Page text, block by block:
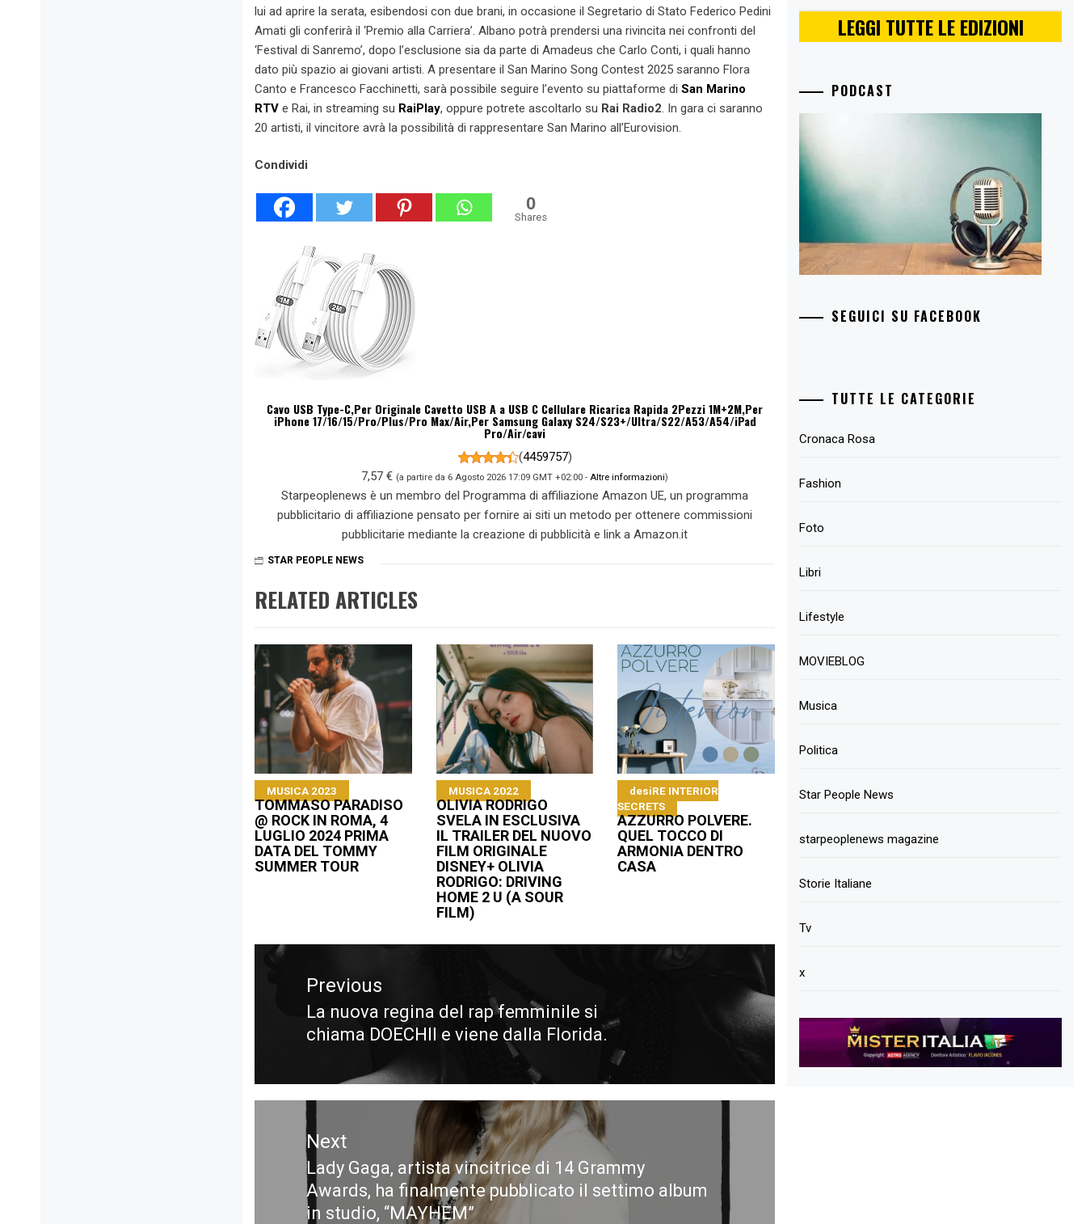
lui ad aprire la serata, esibendosi con due brani, in occasione il Segretario di Stato Federico Pedini
Amati gli conferirà il ‘Premio alla Carriera’. Albano potrà prendersi una rivincita nei confronti del
‘Festival di Sanremo’, dopo l’esclusione sia da parte di Amadeus che Carlo Conti, i quali hanno
dato più spazio ai giovani artisti. A presentare il San Marino Song Contest 2025 saranno Flora
Canto e Francesco Facchinetti, sarà possibile seguire l’evento su piattaforme di San Marino
RTV e Rai, in streaming su RaiPlay, oppure potrete ascoltarlo su Rai Radio2. In gara ci saranno
20 artisti, il vincitore avrà la possibilità di rappresentare San Marino all’Eurovision.
Condividi
0
Shares
Cavo USB Type-C,Per Originale Cavetto USB A a USB C Cellulare Ricarica Rapida 2Pezzi 1M+2M,Per
iPhone 17/16/15/Pro/Plus/Pro Max/Air,Per Samsung Galaxy S24/S23+/Ultra/S22/A53/A54/iPad
Pro/Air/cavi
(4459757)
7,57 € (a partire da 6 Agosto 2026 17:09 GMT +02:00 -Altre informazioni)
Starpeoplenews è un membro del Programma di affiliazione Amazon UE, un programma
pubblicitario di affiliazione pensato per fornire ai siti un metodo per ottenere commissioni
pubblicitarie mediante la creazione di pubblicità e link a Amazon.it
STAR PEOPLE NEWS
RELATED ARTICLES
MUSICA 2023
TOMMASO PARADISO
@ ROCK IN ROMA, 4
LUGLIO 2024 PRIMA
DATA DEL TOMMY
SUMMER TOUR
MUSICA 2022
OLIVIA RODRIGO
SVELA IN ESCLUSIVA
IL TRAILER DEL NUOVO
FILM ORIGINALE
DISNEY+ OLIVIA
RODRIGO: DRIVING
HOME 2 U (A SOUR
FILM)
desiRE INTERIOR
SECRETS
AZZURRO POLVERE.
QUEL TOCCO DI
ARMONIA DENTRO
CASA
Navigazione
articoliPrevious
Previous
post:
La nuova regina del rap femminile si
chiama DOECHII e viene dalla Florida.
Next
Next
post:
Lady Gaga, artista vincitrice di 14 Grammy
Awards, ha finalmente pubblicato il settimo album
in studio, “MAYHEM”
LEGGI TUTTE LE EDIZIONI
PODCAST
SEGUICI SU FACEBOOK
TUTTE LE CATEGORIE
Cronaca Rosa
Fashion
Foto
Libri
Lifestyle
MOVIEBLOG
Musica
Politica
Star People News
starpeoplenews magazine
Storie Italiane
Tv
x